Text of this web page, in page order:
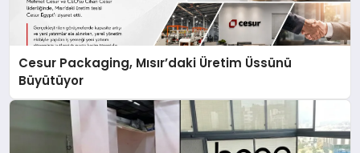
Cesur Packaging, Mısır’daki Üretim Üssünü
Büyütüyor